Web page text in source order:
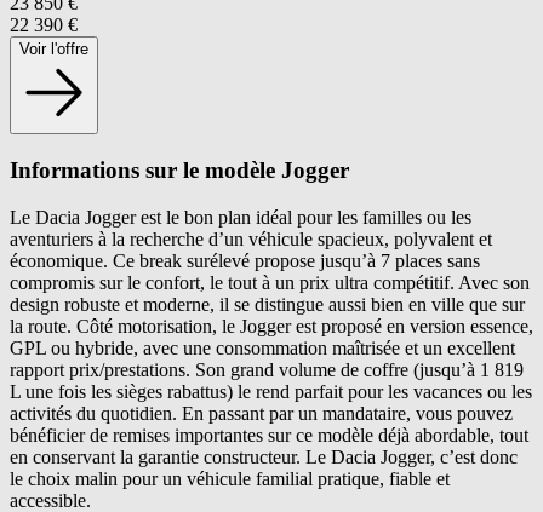
22 390 €
Voir l'offre
Informations sur le modèle Jogger
Le Dacia Jogger est le bon plan idéal pour les familles ou les
aventuriers à la recherche d’un véhicule spacieux, polyvalent et
économique. Ce break surélevé propose jusqu’à 7 places sans
compromis sur le confort, le tout à un prix ultra compétitif. Avec son
design robuste et moderne, il se distingue aussi bien en ville que sur
la route. Côté motorisation, le Jogger est proposé en version essence,
GPL ou hybride, avec une consommation maîtrisée et un excellent
rapport prix/prestations. Son grand volume de coffre (jusqu’à 1 819
L une fois les sièges rabattus) le rend parfait pour les vacances ou les
activités du quotidien. En passant par un mandataire, vous pouvez
bénéficier de remises importantes sur ce modèle déjà abordable, tout
en conservant la garantie constructeur. Le Dacia Jogger, c’est donc
le choix malin pour un véhicule familial pratique, fiable et
accessible.